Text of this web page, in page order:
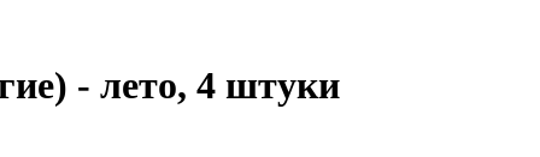
- лето, 4 штуки